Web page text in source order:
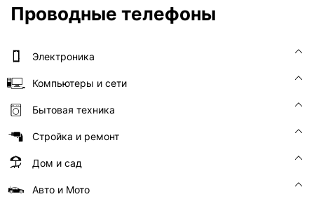
Проводные телефоны
Электроника
Компьютеры и сети
Бытовая техника
Стройка и ремонт
Дом и сад
Авто и Мото